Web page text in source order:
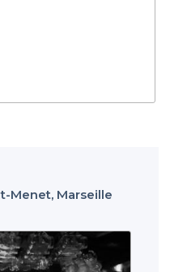
Menet, Marseille